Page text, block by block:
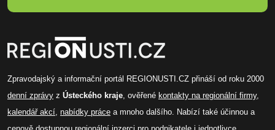
Zpravodajský a informační portál REGIONUSTI.CZ přináší od roku 2000
denní zprávy z Ústeckého kraje, ověřené kontakty na regionální firmy,
kalendář akcí, nabídky práce a mnoho dalšího. Nabízí také účinnou a